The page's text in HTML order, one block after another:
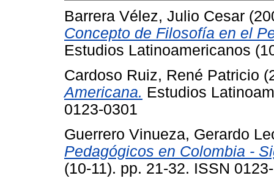
Barrera Vélez, Julio Cesar
Concepto de Filosofía en el
Estudios Latinoamericanos
Cardoso Ruiz, René Patricio
Americana. Estudios
0123-0301
Guerrero Vinueza, Gerardo
Pedagógicos en Colombia -
(10-11). pp. 21-32. ISSN